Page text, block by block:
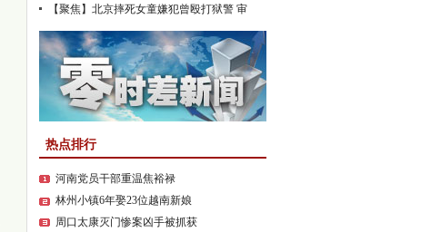
强地面武器亮相
【聚焦】北京摔死女童嫌犯曾殴打狱警 审
讯时称喝"断片"
热点排行
河南党员干部重温焦裕禄
林州小镇6年娶23位越南新娘
周口太康灭门惨案凶手被抓获